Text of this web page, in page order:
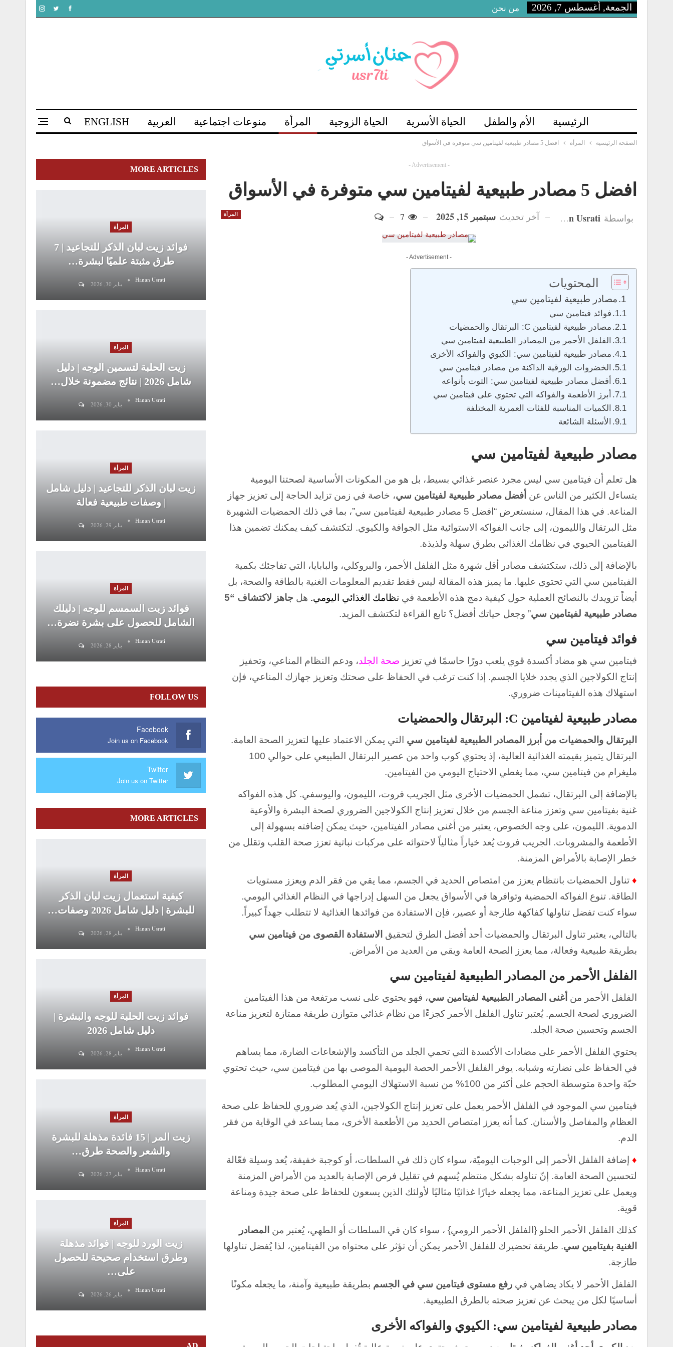
الجمعة, أغسطس 7, 2026 من نحن
الرئيسية الأم والطفل الحياة الأسرية الحياة الزوجية المرأة منوعات اجتماعية العربية ENGLISH
الصفحة الرئيسية المرأة افضل 5 مصادر طبيعية لفيتامين سي متوفرة في الأسواق
- Advertisement -
افضل 5 مصادر طبيعية لفيتامين سي متوفرة في الأسواق
المرأة بواسطة Hanan Usrati آخر تحديث سبتمبر 15, 2025
- Advertisement -
المحتويات
مصادر طبيعية لفيتامين سي
فوائد فيتامين سي
مصادر طبيعية لفيتامين C: البرتقال والحمضيات
الفلفل الأحمر من المصادر الطبيعية لفيتامين سي
مصادر طبيعية لفيتامين سي: الكيوي والفواكه الأخرى
الخضروات الورقية الداكنة من مصادر فيتامين سي
أفضل مصادر طبيعية لفيتامين سي: التوت بأنواعه
أبرز الأطعمة والفواكه التي تحتوي على فيتامين سي
الكميات المناسبة للفئات العمرية المختلفة
الأسئلة الشائعة
مصادر طبيعية لفيتامين سي
هل تعلم أن فيتامين سي ليس مجرد عنصر غذائي بسيط، بل هو من المكونات الأساسية لصحتنا اليومية
يتساءل الكثير من الناس عن أفضل مصادر طبيعية لفيتامين سي، خاصة في زمن تزايد الحاجة إلى تعزيز جهاز
المناعة. في هذا المقال، سنستعرض “افضل 5 مصادر طبيعية لفيتامين سي”، بما في ذلك الحمضيات الشهيرة
مثل البرتقال والليمون، إلى جانب الفواكه الاستوائية مثل الجوافة والكيوي. لتكتشف كيف يمكنك تضمين هذا
الفيتامين الحيوي في نظامك الغذائي بطرق سهلة ولذيذة.
بالإضافة إلى ذلك، ستكتشف مصادر أقل شهرة مثل الفلفل الأحمر، والبروكلي، والبابايا، التي تفاجئك بكمية
الفيتامين سي التي تحتوي عليها. ما يميز هذه المقالة ليس فقط تقديم المعلومات الغنية بالطاقة والصحة، بل
أيضاً تزويدك بالنصائح العملية حول كيفية دمج هذه الأطعمة في نظامك الغذائي اليومي. هل
جاهز لاكتشاف “5
مصادر طبيعية لفيتامين سي” وجعل حياتك أفضل؟ تابع القراءة لتكتشف المزيد.
فوائد فيتامين سي
فيتامين سي هو مضاد أكسدة قوي يلعب دورًا حاسمًا في تعزيز صحة الجلد، ودعم النظام المناعي، وتحفيز
إنتاج الكولاجين الذي يجدد خلايا الجسم. إذا كنت ترغب في الحفاظ على صحتك وتعزيز جهازك المناعي، فإن
استهلاك هذه الفيتامينات ضروري.
مصادر طبيعية لفيتامين C: البرتقال والحمضيات
البرتقال والحمضيات من أبرز المصادر الطبيعية لفيتامين سي التي يمكن الاعتماد عليها لتعزيز الصحة العامة.
البرتقال يتميز بقيمته الغذائية العالية، إذ يحتوي كوب واحد من عصير البرتقال الطبيعي على حوالي 100
مليغرام من فيتامين سي، مما يغطي الاحتياج اليومي من الفيتامين.
بالإضافة إلى البرتقال، تشمل الحمضيات الأخرى مثل الجريب فروت، الليمون، واليوسفي. كل هذه الفواكه
غنية بفيتامين سي وتعزز مناعة الجسم من خلال تعزيز إنتاج الكولاجين الضروري لصحة البشرة والأوعية
الدموية. الليمون، على وجه الخصوص، يعتبر من أغنى مصادر الفيتامين، حيث يمكن إضافته بسهولة إلى
الأطعمة والمشروبات. الجريب فروت يُعد خياراً مثالياً لاحتوائه على مركبات نباتية تعزز صحة القلب وتقلل من
خطر الإصابة بالأمراض المزمنة.
♦ تناول الحمضيات بانتظام يعزز من امتصاص الحديد في الجسم، مما يقي من فقر الدم ويعزز مستويات
الطاقة. تنوع الفواكه الحمضية وتوافرها في الأسواق يجعل من السهل إدراجها في النظام الغذائي اليومي.
سواء كنت تفضل تناولها كفاكهة طازجة أو عصير، فإن الاستفادة من فوائدها الغذائية لا تتطلب جهداً كبيراً.
بالتالي، يعتبر تناول البرتقال والحمضيات أحد أفضل الطرق لتحقيق الاستفادة القصوى من فيتامين سي
بطريقة طبيعية وفعالة، مما يعزز الصحة العامة ويقي من العديد من الأمراض.
الفلفل الأحمر من المصادر الطبيعية لفيتامين سي
الفلفل الأحمر من أغنى المصادر الطبيعية لفيتامين سي، فهو يحتوي على نسب مرتفعة من هذا الفيتامين
الضروري لصحة الجسم. يُعتبر تناول الفلفل الأحمر كجزءًا من نظام غذائي متوازن طريقة ممتازة لتعزيز مناعة
الجسم وتحسين صحة الجلد.
يحتوي الفلفل الأحمر على مضادات الأكسدة التي تحمي الجلد من التأكسد والإشعاعات الضارة، مما يساهم
في الحفاظ على نضارته وشبابه. يوفر الفلفل الأحمر الحصة اليومية الموصى بها من فيتامين سي، حيث تحتوي
حبّة واحدة متوسطة الحجم على أكثر من 100% من نسبة الاستهلاك اليومي المطلوب.
فيتامين سي الموجود في الفلفل الأحمر يعمل على تعزيز إنتاج الكولاجين، الذي يُعد ضروري للحفاظ على صحة
العظام والمفاصل والأسنان. كما أنه يعزز امتصاص الحديد من الأطعمة الأخرى، مما يساعد في الوقاية من فقر
الدم.
♦ إضافة الفلفل الأحمر إلى الوجبات اليوميّة، سواء كان ذلك في السلطات، أو كوجبة خفيفة، يُعد وسيلة فعّالة
لتحسين الصحة العامة. إنّ تناوله بشكل منتظم يُسهم في تقليل فرص الإصابة بالعديد من الأمراض المزمنة
ويعمل على تعزيز المناعة، مما يجعله خيارًا غذائيًا مثاليًا لأولئك الذين يسعون للحفاظ على صحة جيدة ومناعة
قوية.
كذلك الفلفل الأحمر الحلو {الفلفل الأحمر الرومي} ، سواء كان في السلطات أو الطهي، يُعتبر من المصادر
الغنية بفيتامين سي. طريقة تحضيرك للفلفل الأحمر يمكن أن تؤثر على محتواه من الفيتامين، لذا يُفضل تناولها
طازجة.
الفلفل الأحمر لا يكاد يضاهي في رفع مستوى فيتامين سي في الجسم بطريقة طبيعية وآمنة، ما يجعله مكونًا
أساسيًا لكل من يبحث عن تعزيز صحته بالطرق الطبيعية.
مصادر طبيعية لفيتامين سي: الكيوي والفواكه الأخرى
MORE ARTICLES
المرأة
فوائد زيت لبان الذكر للتجاعيد | 7
طرق مثبتة علميًا لبشرة…
Hanan Usrati
يناير 30, 2026
المرأة
زيت الحلبة لتسمين الوجه | دليل
شامل 2026 | نتائج مضمونة خلال…
Hanan Usrati
يناير 30, 2026
المرأة
زيت لبان الذكر للتجاعيد | دليل شامل
| وصفات طبيعية فعالة
Hanan Usrati
يناير 29, 2026
المرأة
فوائد زيت السمسم للوجه | دليلك
الشامل للحصول على بشرة نضرة…
Hanan Usrati
يناير 28, 2026
FOLLOW US
Facebook
Join us on Facebook
Twitter
Join us on Twitter
MORE ARTICLES
المرأة
كيفية استعمال زيت لبان الذكر
للبشرة | دليل شامل 2026 وصفات…
Hanan Usrati
يناير 28, 2026
المرأة
فوائد زيت الحلبة للوجه والبشرة |
دليل شامل 2026
Hanan Usrati
يناير 28, 2026
المرأة
زيت المر | 15 فائدة مذهلة للبشرة
والشعر والصحة طرق…
Hanan Usrati
يناير 27, 2026
المرأة
زيت الورد للوجه | فوائد مذهلة
وطرق استخدام صحيحة للحصول
على…
Hanan Usrati
يناير 26, 2026